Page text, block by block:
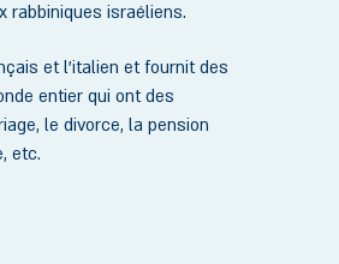
rabbiniques israéliens.
et l'italien et fournit des
entier qui ont des
le divorce, la pension
etc.